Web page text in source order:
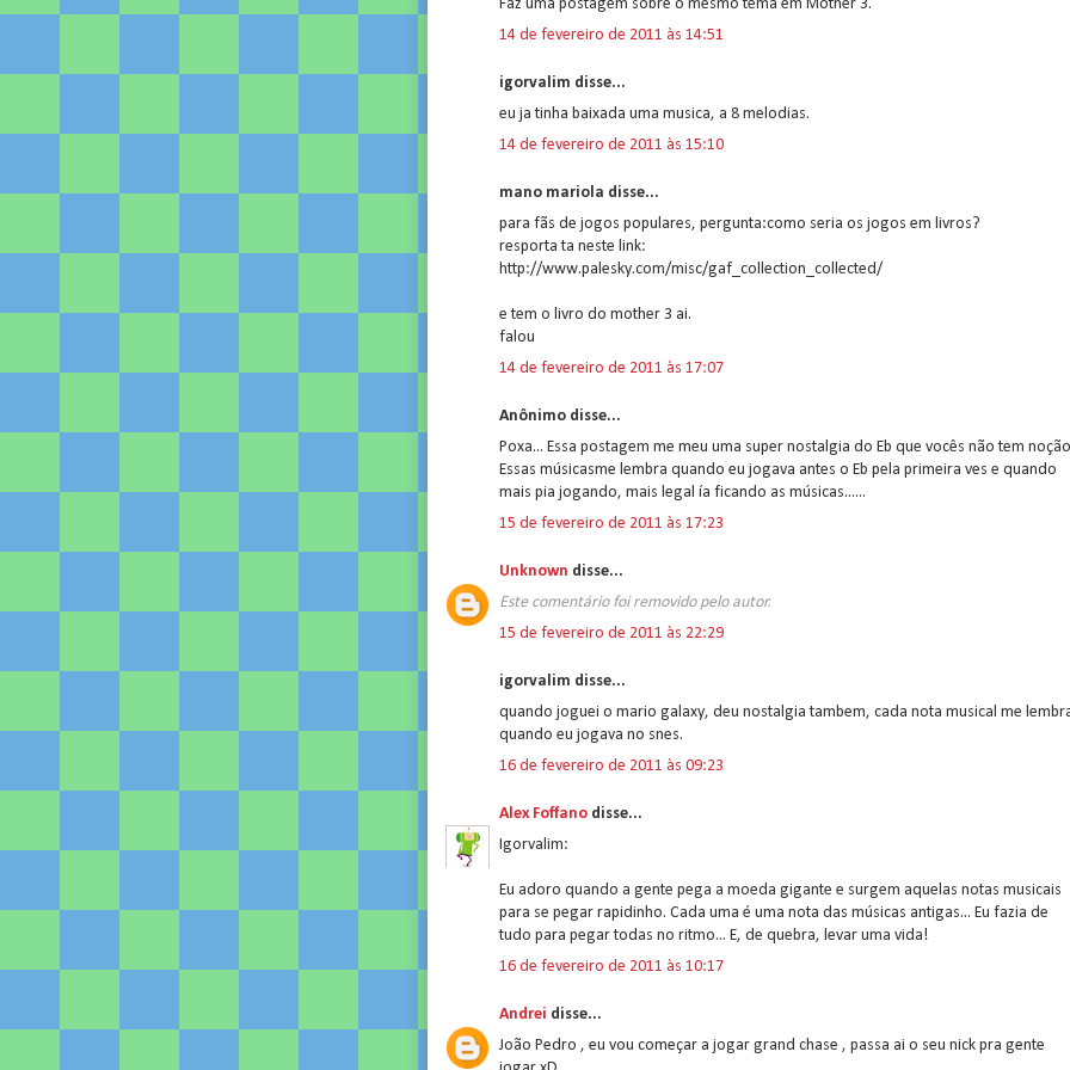
Faz uma postagem sobre o mesmo tema em Mother 3.
14 de fevereiro de 2011 às 14:51
igorvalim disse...
eu ja tinha baixada uma musica, a 8 melodias.
14 de fevereiro de 2011 às 15:10
mano mariola disse...
para fãs de jogos populares, pergunta:como seria os jogos em livros?
resporta ta neste link:
http://www.palesky.com/misc/gaf_collection_collected/
e tem o livro do mother 3 ai.
falou
14 de fevereiro de 2011 às 17:07
Anônimo disse...
Poxa... Essa postagem me meu uma super nostalgia do Eb que vocês não tem
Essas músicasme lembra quando eu jogava antes o Eb pela primeira ves e quando
mais pia jogando, mais legal ía ficando as músicas......
15 de fevereiro de 2011 às 17:23
Unknown disse...
Este comentário foi removido pelo autor.
15 de fevereiro de 2011 às 22:29
igorvalim disse...
quando joguei o mario galaxy, deu nostalgia tambem, cada nota musical me
quando eu jogava no snes.
16 de fevereiro de 2011 às 09:23
Alex Foffano disse...
Igorvalim:
Eu adoro quando a gente pega a moeda gigante e surgem aquelas notas musicais
para se pegar rapidinho. Cada uma é uma nota das músicas antigas... Eu fazia de
tudo para pegar todas no ritmo... E, de quebra, levar uma vida!
16 de fevereiro de 2011 às 10:17
Andrei disse...
João Pedro , eu vou começar a jogar grand chase , passa ai o seu nick pra gente